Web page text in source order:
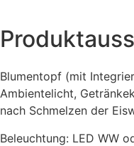
Blumentopf (mit
Ambientelicht,
nach Schmelzen der
Beleuchtung: LED WW